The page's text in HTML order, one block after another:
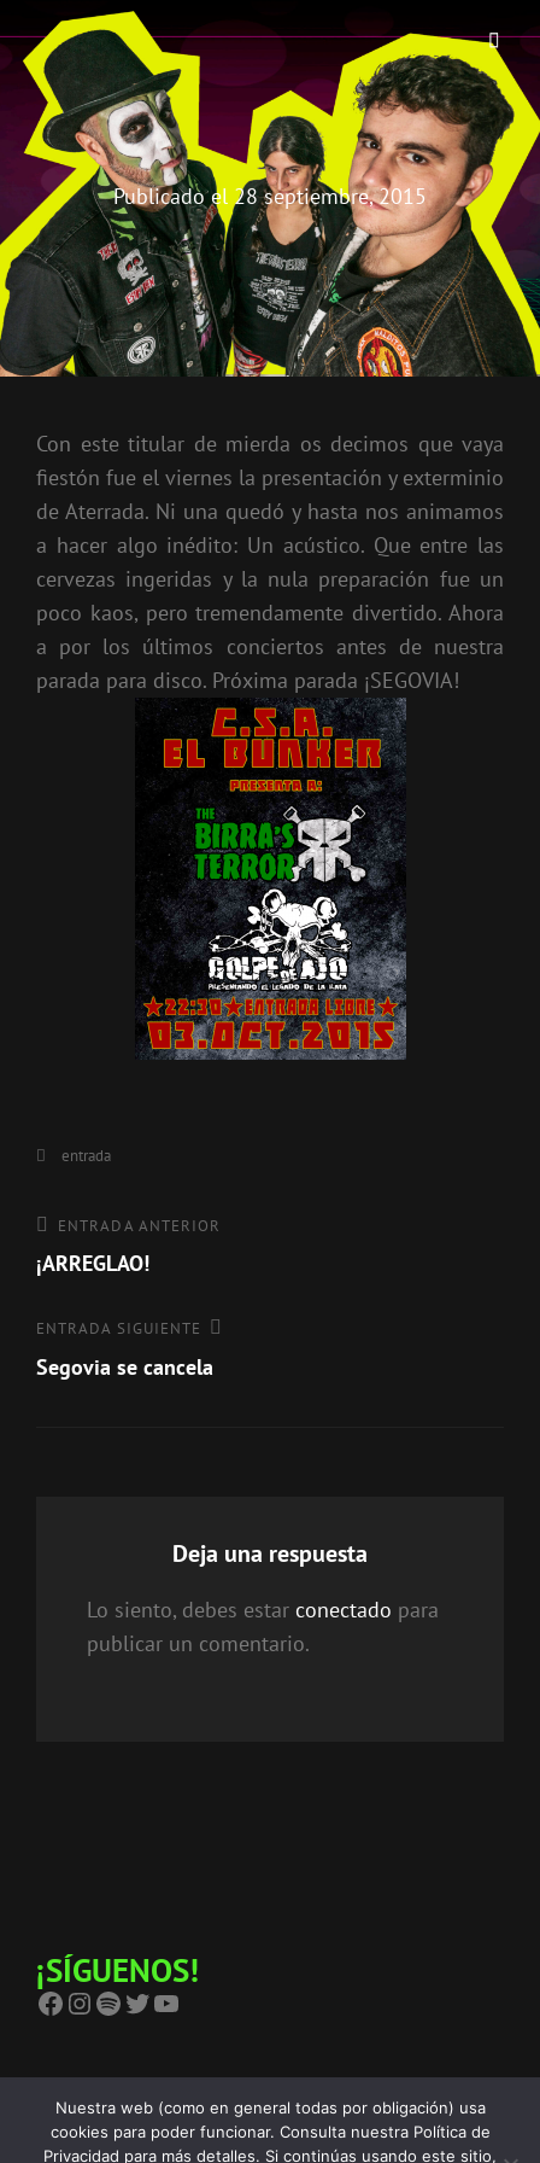
THE BIRRA'S TERROR
Aterrorizando Birras Desde 2010
Publicado el 28 septiembre, 2015
Con este titular de mierda os decimos que vaya
fiestón fue el viernes la presentación y exterminio
de Aterrada. Ni una quedó y hasta nos animamos
a hacer algo inédito: Un acústico. Que entre las
cervezas ingeridas y la nula preparación fue un
poco kaos, pero tremendamente divertido. Ahora
a por los últimos conciertos antes de nuestra
parada para disco. Próxima parada ¡SEGOVIA!
Categorías
entrada
Navegación
de
Entrada
anterior
ENTRADA ANTERIOR
¡ARREGLAO!
Entrada
siguiente
ENTRADA SIGUIENTE
Segovia se cancela
Deja una respuesta
Lo siento, debes estar conectado para
publicar un comentario.
¡SÍGUENOS!
Facebook Instagram Spotify Twitter YouTube
Nuestra web (como en general todas por obligación) usa
cookies para poder funcionar. Consulta nuestra Política de
Privacidad para más detalles. Si continúas usando este sitio,